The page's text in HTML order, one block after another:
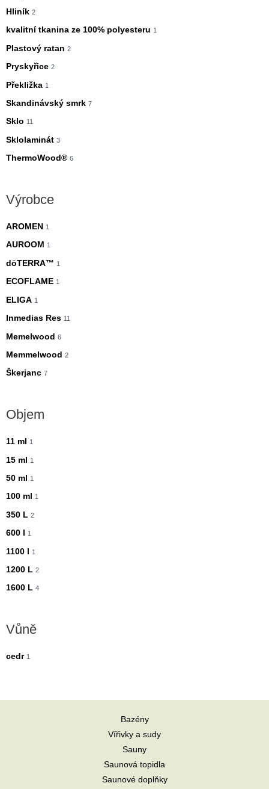
Hliník 2
kvalitní tkanina ze 100% polyesteru 1
Plastový ratan 2
Pryskyřice 2
Překližka 1
Skandinávský smrk 7
Sklo 11
Sklolaminát 3
ThermoWood® 6
Výrobce
AROMEN 1
AUROOM 1
dōTERRA™ 1
ECOFLAME 1
ELIGA 1
Inmedias Res 11
Memelwood 6
Memmelwood 2
Škerjanc 7
Objem
11 ml 1
15 ml 1
50 ml 1
100 ml 1
350 L 2
600 l 1
1100 l 1
1200 L 2
1600 L 4
Vůně
cedr 1
Bazény
Vířivky a sudy
Sauny
Saunová topidla
Saunové doplňky